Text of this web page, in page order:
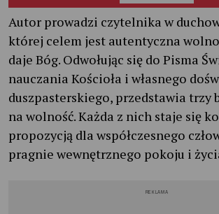
Autor prowadzi czytelnika w
której celem jest autentyczna
daje Bóg. Odwołując się do Pisma
nauczania Kościoła i własnego
duszpasterskiego, przedstawia trzy
na wolność. Każda z nich staje się
propozycją dla współczesnego
pragnie wewnętrznego pokoju i
REKLAMA